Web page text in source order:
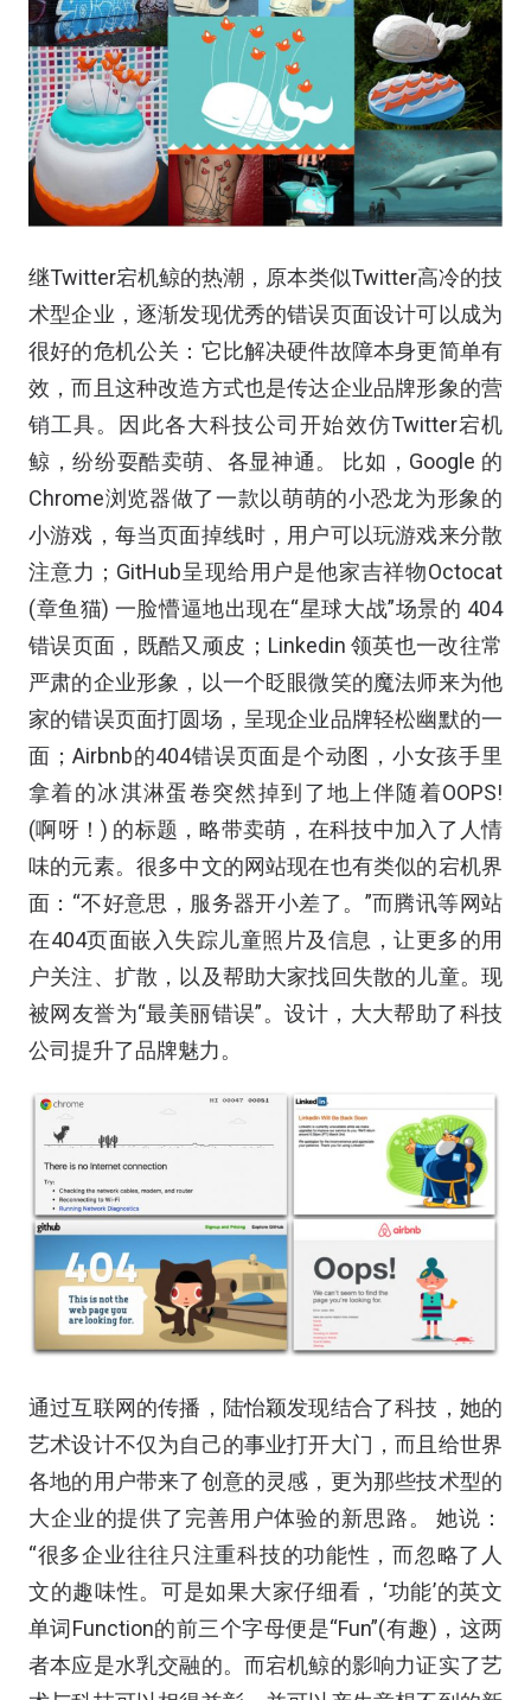
继Twitter宕机鲸的热潮，原本类似Twitter高冷的技
术型企业，逐渐发现优秀的错误页面设计可以成为
很好的危机公关：它比解决硬件故障本身更简单有
效，而且这种改造方式也是传达企业品牌形象的营
销工具。因此各大科技公司开始效仿Twitter宕机
鲸，纷纷耍酷卖萌、各显神通。 比如，Google 的
Chrome浏览器做了一款以萌萌的小恐龙为形象的
小游戏，每当页面掉线时，用户可以玩游戏来分散
注意力；GitHub呈现给用户是他家吉祥物Octocat
(章鱼猫) 一脸懵逼地出现在“星球大战”场景的 404
错误页面，既酷又顽皮；Linkedin 领英也一改往常
严肃的企业形象，以一个眨眼微笑的魔法师来为他
家的错误页面打圆场，呈现企业品牌轻松幽默的一
面；Airbnb的404错误页面是个动图，小女孩手里
拿着的冰淇淋蛋卷突然掉到了地上伴随着OOPS!
(啊呀！) 的标题，略带卖萌，在科技中加入了人情
味的元素。很多中文的网站现在也有类似的宕机界
面：“不好意思，服务器开小差了。”而腾讯等网站
在404页面嵌入失踪儿童照片及信息，让更多的用
户关注、扩散，以及帮助大家找回失散的儿童。现
被网友誉为“最美丽错误”。设计，大大帮助了科技
公司提升了品牌魅力。
通过互联网的传播，陆怡颖发现结合了科技，她的
艺术设计不仅为自己的事业打开大门，而且给世界
各地的用户带来了创意的灵感，更为那些技术型的
大企业的提供了完善用户体验的新思路。 她说：
“很多企业往往只注重科技的功能性，而忽略了人
文的趣味性。可是如果大家仔细看，‘功能’的英文
单词Function的前三个字母便是“Fun”(有趣)，这两
者本应是水乳交融的。而宕机鲸的影响力证实了艺